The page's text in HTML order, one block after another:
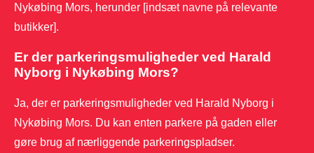
Nykøbing Mors, herunder [indsæt navne på relevante
butikker].
Er der parkeringsmuligheder ved Harald
Nyborg i Nykøbing Mors?
Ja, der er parkeringsmuligheder ved Harald Nyborg i
Nykøbing Mors. Du kan enten parkere på gaden eller
gøre brug af nærliggende parkeringspladser.